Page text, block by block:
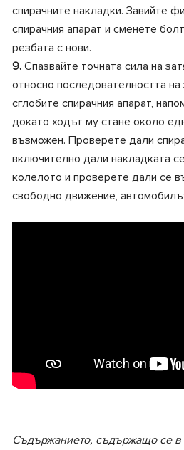
спирачните накладки. Завийте
спирачния апарат и сменете
резбата с нови.
9. Спазвайте точната сила на
относно последователността
сглобите спирачния апарат,
докато ходът му стане около
възможен. Проверете дали
включително дали накладката
колелото и проверете дали се
свободно движение,
Съдържанието, съдържащо се в